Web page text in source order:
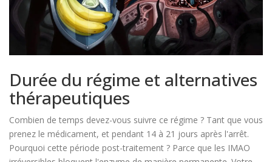
Durée du régime et alternatives
thérapeutiques
Combien de temps devez-vous suivre ce régime ? Tant que vous
prenez le médicament, et pendant 14 à 21 jours après l'arrêt.
Pourquoi cette période post-traitement ? Parce que les IMAO